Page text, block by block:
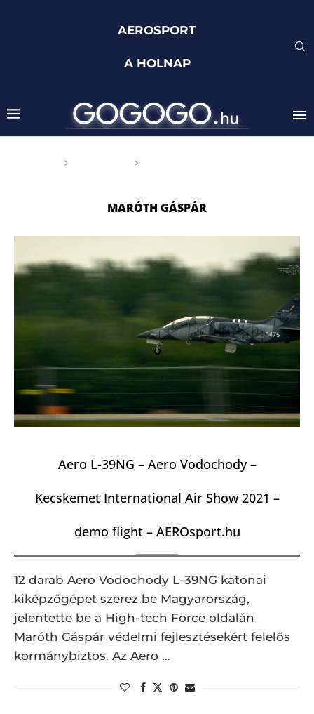
AEROSPORT
A HOLNAP
MARÓTH GÁSPÁR
Aero L-39NG – Aero Vodochody –
Kecskemet International Air Show 2021 –
demo flight – AEROsport.hu
12 darab Aero Vodochody L-39NG katonai
kiképzőgépet szerez be Magyarország,
jelentette be a High-tech Force oldalán
Maróth Gáspár védelmi fejlesztésekért felelős
kormánybiztos. Az Aero …